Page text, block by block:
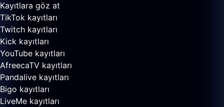
Kayıtlara göz at
TikTok kayıtları
Twitch kayıtları
Kick kayıtları
YouTube kayıtları
AfreecaTV kayıtları
Pandalive kayıtları
Bigo kayıtları
LiveMe kayıtları